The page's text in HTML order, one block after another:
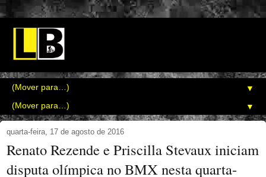
▼
▼
quarta-feira, 17 de agosto de 2016
Renato Rezende e Priscilla Stevaux iniciam
disputa olímpica no BMX nesta quarta-